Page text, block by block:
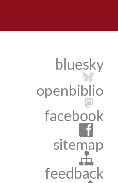
bluesky
openbiblio
facebook
sitemap
feedback